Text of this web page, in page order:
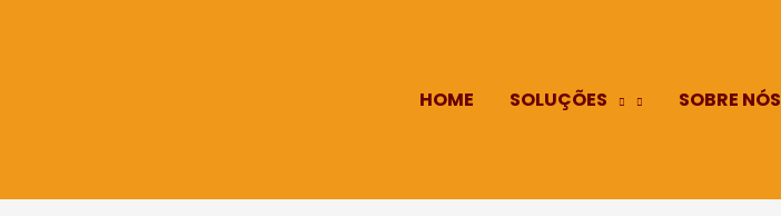
HOME SOLUÇÕES SOBRE NÓS